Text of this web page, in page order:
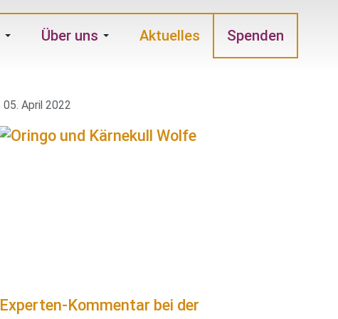
Über uns Aktuelles Spenden
05. April 2022
Experten-Kommentar bei der